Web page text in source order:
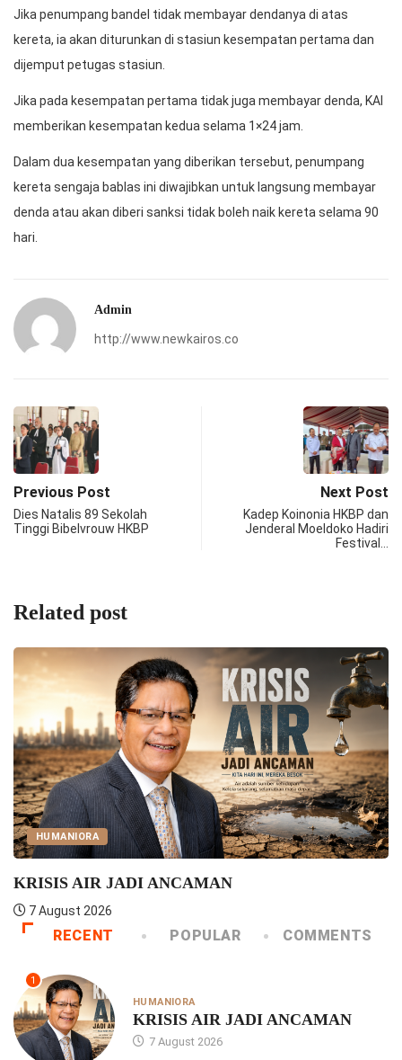
Jika penumpang bandel tidak membayar dendanya di atas
kereta, ia akan diturunkan di stasiun kesempatan pertama dan
dijemput petugas stasiun.
Jika pada kesempatan pertama tidak juga membayar denda, KAI
memberikan kesempatan kedua selama 1×24 jam.
Dalam dua kesempatan yang diberikan tersebut, penumpang
kereta sengaja bablas ini diwajibkan untuk langsung membayar
denda atau akan diberi sanksi tidak boleh naik kereta selama 90
hari.
Admin
http://www.newkairos.co
Previous Post
Dies Natalis 89 Sekolah
Tinggi Bibelvrouw HKBP
Next Post
Kadep Koinonia HKBP dan
Jenderal Moeldoko Hadiri
Festival…
Related post
HUMANIORA
KRISIS AIR JADI ANCAMAN
7 August 2026
RECENT POPULAR COMMENTS
1
HUMANIORA
KRISIS AIR JADI ANCAMAN
7 August 2026